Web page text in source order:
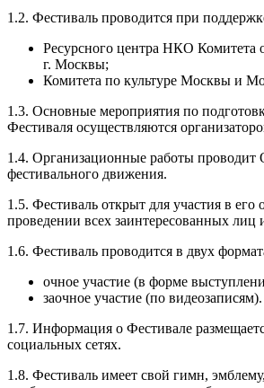
1.2. Фестиваль проводится при
Ресурсного центра НКО Комитета
г. Москвы;
Комитета по культуре Москвы и
1.3. Основные мероприятия по
Фестиваля осуществляются
1.4. Организационные работы проводит
фестивального движения.
1.5. Фестиваль открыт для участия в его
проведении всех заинтересованных лиц
1.6. Фестиваль проводится в двух
очное участие (в форме
заочное участие (по видеозаписям).
1.7. Информация о Фестивале
социальных сетях.
1.8. Фестиваль имеет свой гимн,